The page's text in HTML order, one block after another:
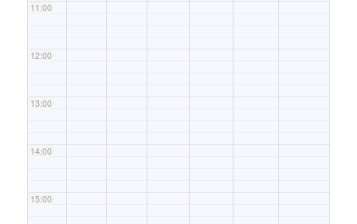
11:00
12:00
13:00
14:00
15:00